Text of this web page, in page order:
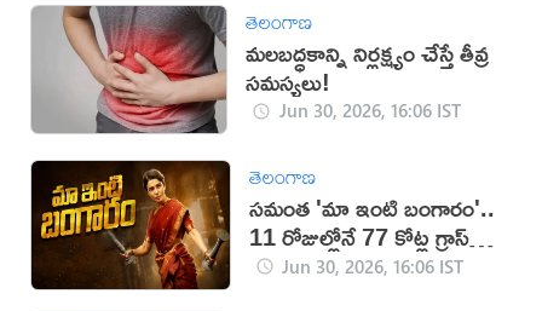
తెలంగాణ
మలబద్ధకాన్ని నిర్లక్ష్యం చేస్తే తీవ్ర
సమస్యలు!
Jun 30, 2026, 16:06 IST
తెలంగాణ
సమంత 'మా ఇంటి బంగారం'..
11 రోజుల్లోనే 77 కోట్ల గ్రాస్
వసూళ్లు!Jun 30, 2026, 16:06 IST